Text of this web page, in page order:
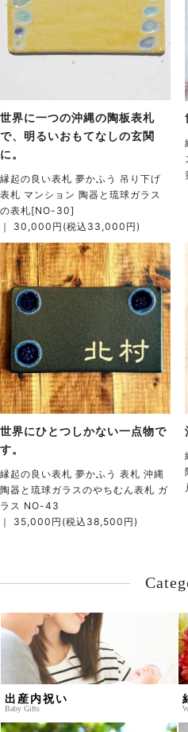
世界に一つの沖縄の陶板表札
で、明るいおもてなしの玄関
に。
縁起の良い表札 夢かふう 吊り下げ
表札 マンション 陶器と琉球ガラス
の表札[NO-30]
｜ 30,000円(税込33,000円)
世界にひとつしかない一点物で
す。
縁起の良い表札 夢かふう 表札 沖縄
陶器と琉球ガラスのやちむん表札 ガ
ラス NO-43
｜ 35,000円(税込38,500円)
出産内祝い
Baby Gifts